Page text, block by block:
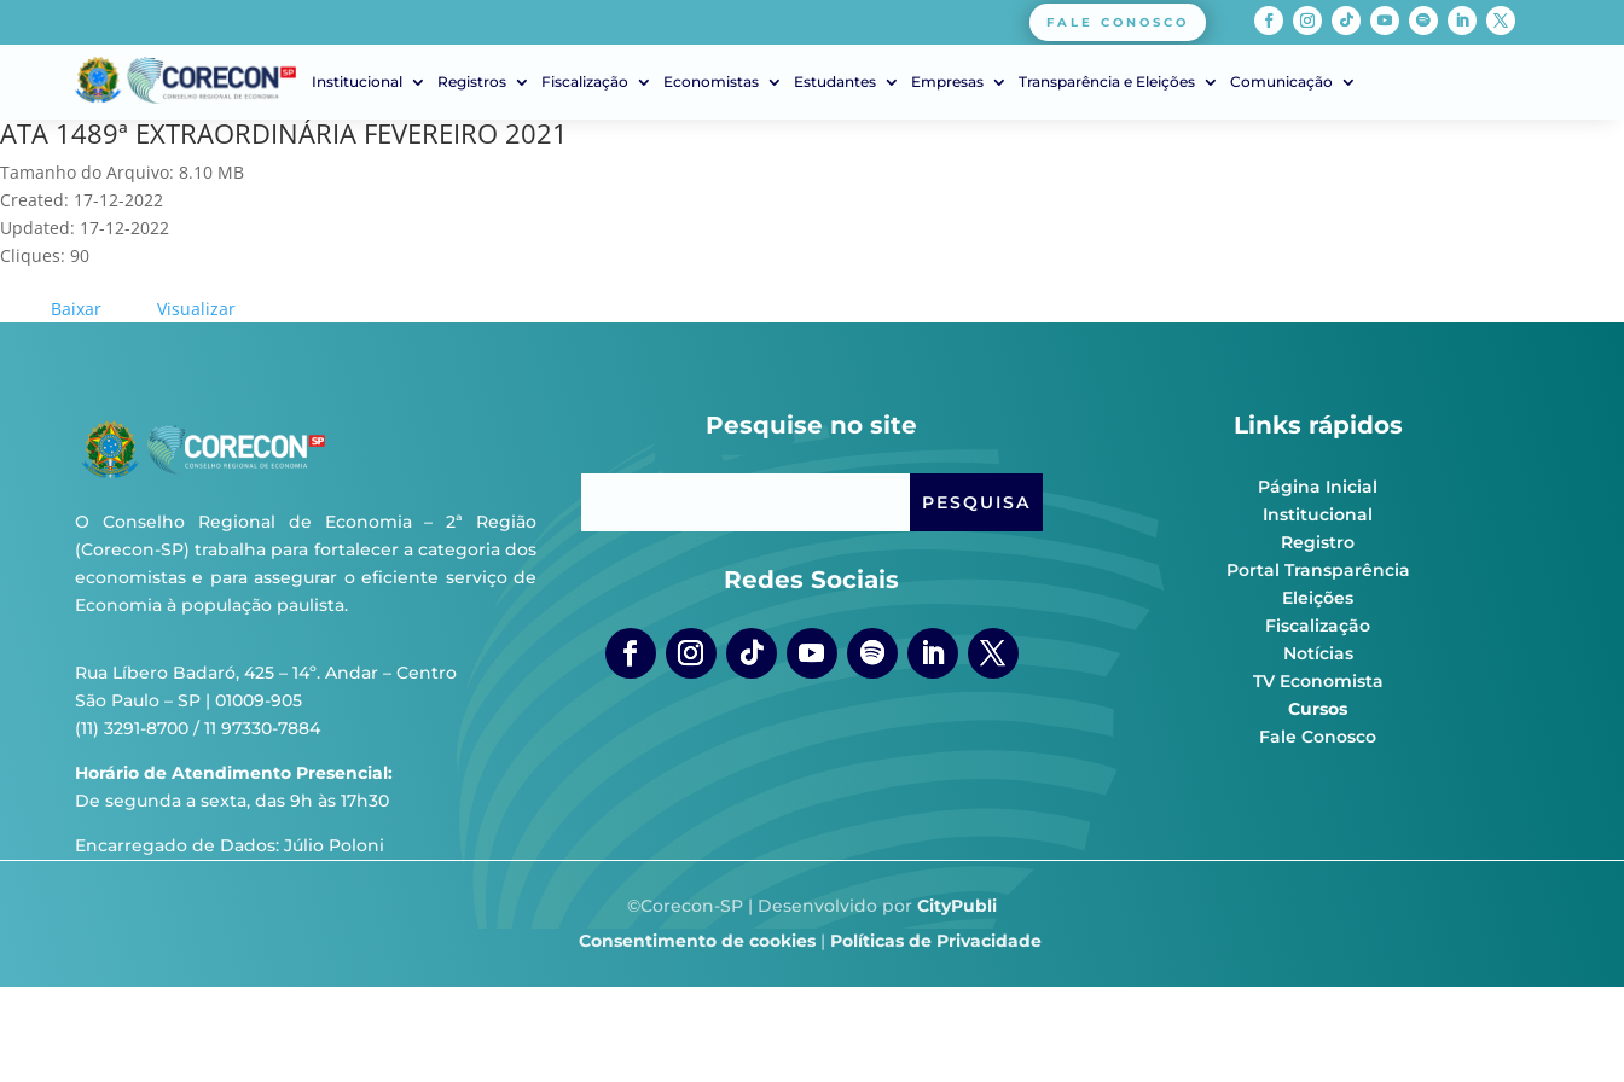
FALE CONOSCO
Institucional Registros Fiscalização Economistas Estudantes Empresas Transparência e Eleições Comunicação
ATA 1489ª EXTRAORDINÁRIA FEVEREIRO 2021
Tamanho do Arquivo: 8.10 MB
Created: 17-12-2022
Updated: 17-12-2022
Cliques: 90
Baixar Visualizar
O Conselho Regional de Economia – 2ª Região
(Corecon-SP) trabalha para fortalecer a categoria dos
economistas e para assegurar o eficiente serviço de
Economia à população paulista.
Rua Líbero Badaró, 425 – 14º. Andar – Centro
São Paulo – SP | 01009-905
(11) 3291-8700 / 11 97330-7884
Horário de Atendimento Presencial:
De segunda a sexta, das 9h às 17h30
Encarregado de Dados: Júlio Poloni
Pesquise no site
Redes Sociais
Links rápidos
Página Inicial
Institucional
Registro
Portal Transparência
Eleições
Fiscalização
Notícias
TV Economista
Cursos
Fale Conosco
©Corecon-SP | Desenvolvido por CityPubli
Consentimento de cookies| Políticas de Privacidade